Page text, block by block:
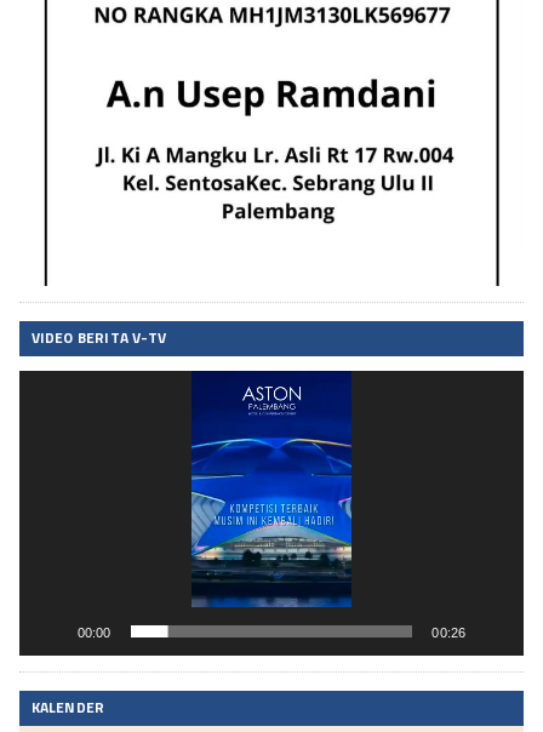
VIDEO BERITA V-TV
00:00 00:26
KALENDER